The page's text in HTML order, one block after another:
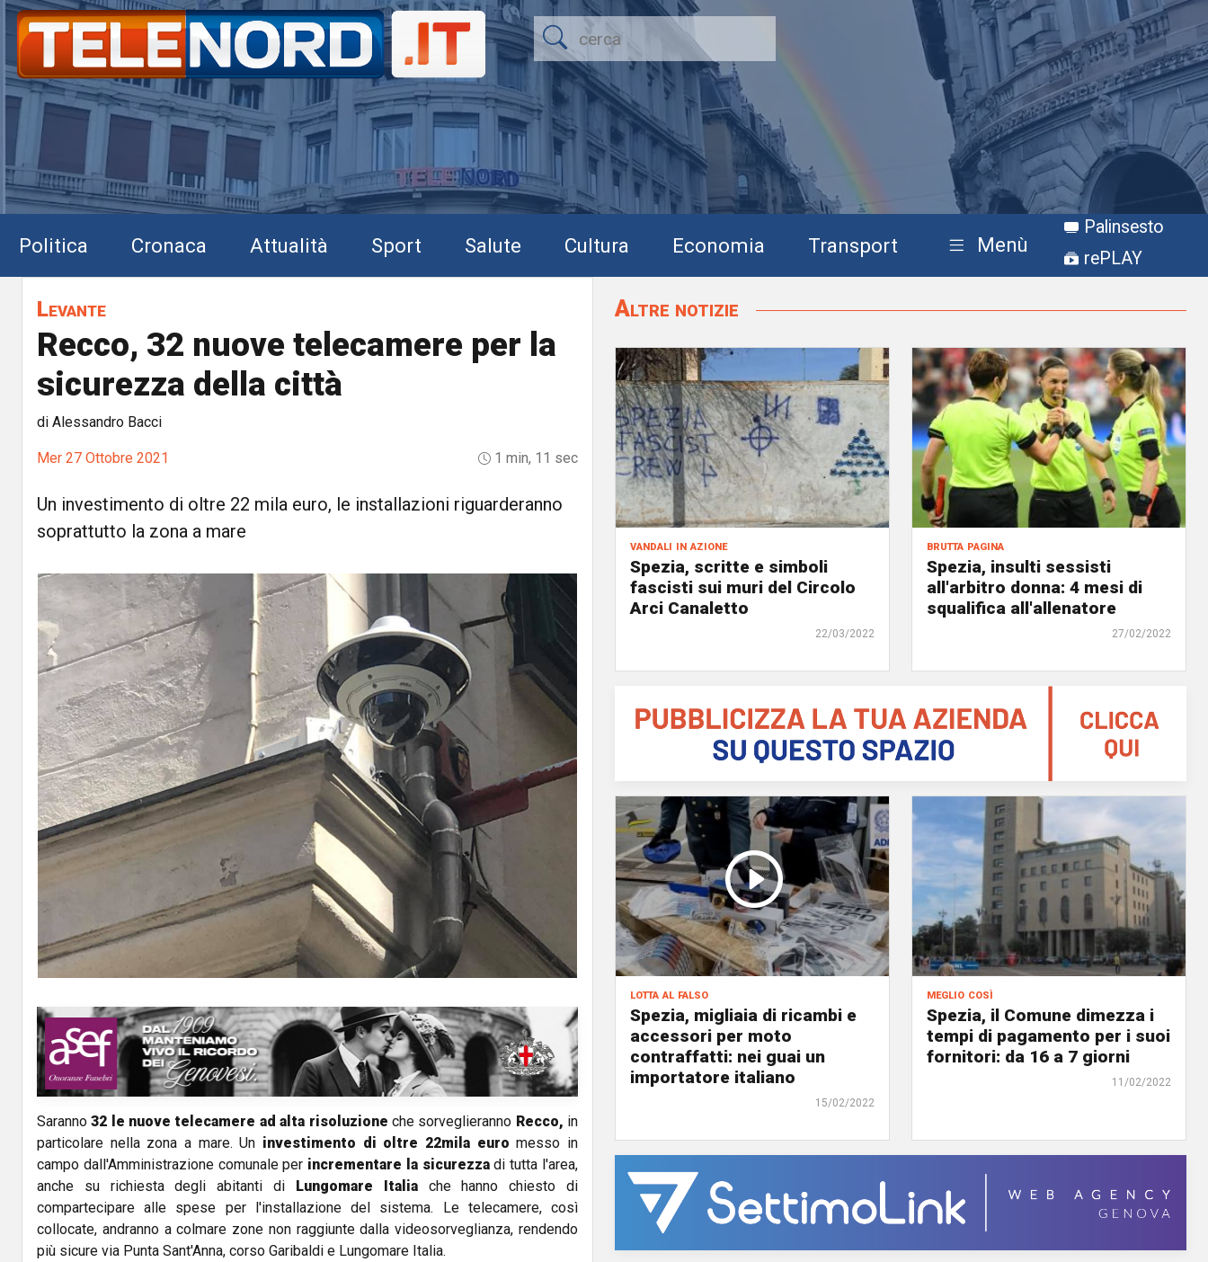
Politica Cronaca Attualità Sport Salute Cultura Economia Transport Menù
Palinsesto
rePLAY
Levante
Recco, 32 nuove telecamere per la
sicurezza della città
di Alessandro Bacci
Mer 27 Ottobre 2021 1 min, 11 sec
Un investimento di oltre 22 mila euro, le installazioni riguarderanno
soprattutto la zona a mare
Saranno32 le nuove telecamere ad alta risoluzione che sorveglieranno Recco, in
particolare nella zona a mare. Un investimento di oltre 22mila euro messo in
campo dall'Amministrazione comunale per incrementare la sicurezzadi tutta l'area,
anche su richiesta degli abitanti di
Lungomare Italiache hanno chiesto di
compartecipare alle spese per l'installazione del sistema. Le telecamere, così
collocate, andranno a colmare zone non raggiunte dalla videosorveglianza, rendendo
più sicure via Punta Sant'Anna, corso Garibaldi e Lungomare Italia.
Altre notizie
vandali in azione
Spezia, scritte e simboli
fascisti sui muri del Circolo
Arci Canaletto
22/03/2022
brutta pagina
Spezia, insulti sessisti
all'arbitro donna: 4 mesi di
squalifica all'allenatore
27/02/2022
lotta al falso
Spezia, migliaia di ricambi e
accessori per moto
contraffatti: nei guai un
importatore italiano
15/02/2022
meglio così
Spezia, il Comune dimezza i
tempi di pagamento per i suoi
fornitori: da 16 a 7 giorni
11/02/2022